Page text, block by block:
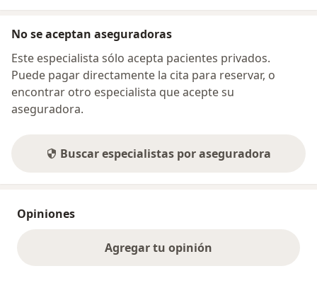
No se aceptan aseguradoras
Este especialista sólo acepta pacientes privados.
Puede pagar directamente la cita para reservar, o
encontrar otro especialista que acepte su
aseguradora.
Buscar especialistas por aseguradora
Opiniones
Agregar tu opinión